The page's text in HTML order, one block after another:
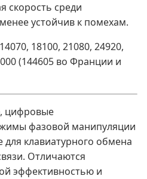
скорость среди
устойчив к помехам.
18100, 21080, 24920,
(144605 во Франции и
, цифровые
фазовой манипуляции
для клавиатурного обмена
Отличаются
эффективностью и